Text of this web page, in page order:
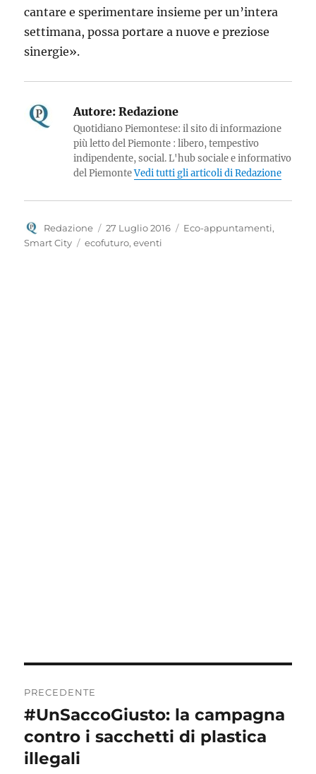
cantare e sperimentare insieme per un’intera
settimana, possa portare a nuove e preziose
sinergie».
Autore: Redazione
Quotidiano Piemontese: il sito di informazione
più letto del Piemonte : libero, tempestivo
indipendente, social. L'hub sociale e informativo
del PiemonteVedi tutti gli articoli di Redazione
Autore
Redazione
Pubblicato
il
27 Luglio 2016 Categorie
Eco-appuntamenti,
Smart City
Tag
ecofuturo,eventi
articoli
PRECEDENTE
Articolo
precedente:
#UnSaccoGiusto: la campagna
contro i sacchetti di plastica
illegali